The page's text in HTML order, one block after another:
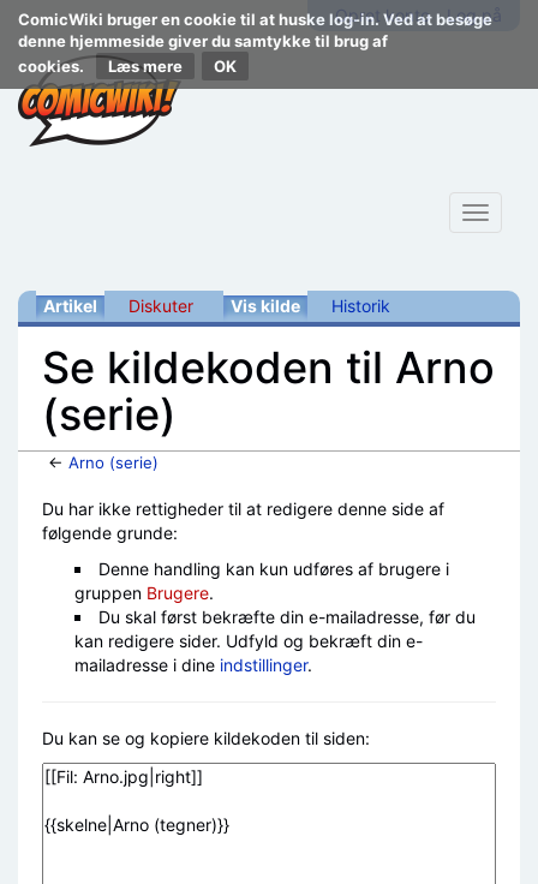
ComicWiki bruger en cookie til at huske log-in. Ved at besøge
denne hjemmeside giver du samtykke til brug af
cookies.
Læs mere
Opret konto Log på
Toggle
Artikel Diskuter Vis kilde Historik
Se kildekoden til Arno
(serie)
← Arno (serie)
Du har ikke rettigheder til at redigere denne side af
følgende grunde:
Denne handling kan kun udføres af brugere i
gruppen Brugere.
Du skal først bekræfte din e-mailadresse, før du
kan redigere sider. Udfyld og bekræft din e-
mailadresse i dine indstillinger.
Du kan se og kopiere kildekoden til siden: